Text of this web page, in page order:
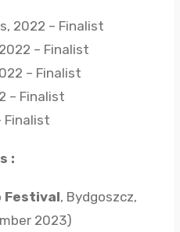
2022 – Finalist
– Finalist
– Finalist
– Finalist
Finalist
:
Festival, Bydgoszcz,
2023)